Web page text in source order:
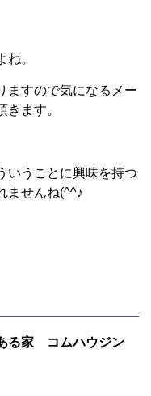
。
ますので気になるメー
ます。
いうことに興味を持つ
ませんね(^^♪
る家 コムハウジン